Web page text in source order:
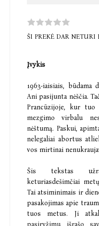
ŠI PREKĖ DAR NETURI
Įvykis
1963-iaisiais,
Ani pasijunta nėščia.
Prancūzijoje, kur
mezgimo virbalu
nėštumą. Paskui,
nelegaliai abortus
vos mirtinai
Šis tekstas
keturiasdešimčiai
Tai atsiminimais ir
pasakojimas apie
tuos metus. Ji
pasiryžimu išrašo